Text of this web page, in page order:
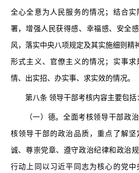
全心全意为人民服务的情况；结合实
署，增强人民获得感、幸福感、安全
风，落实中央八项规定及其实施细则精
形式主义、官僚主义的情况；实事求
情、出实招、办实事、求实效的情况。
第八条 领导干部考核内容主要包括
（一）德。全面考核领导干部政
核领导干部的政治品质，重点了解坚
诚、尊崇党章、遵守政治纪律和政治
行动上同以习近平同志为核心的党